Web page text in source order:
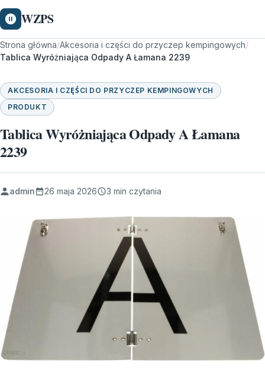
WZPS
Strona główna/Akcesoria i części do przyczep kempingowych/
Tablica Wyróżniająca Odpady A Łamana 2239
AKCESORIA I CZĘŚCI DO PRZYCZEP KEMPINGOWYCH
PRODUKT
Tablica Wyróżniająca Odpady A Łamana
2239
admin 26 maja 2026 3 min czytania